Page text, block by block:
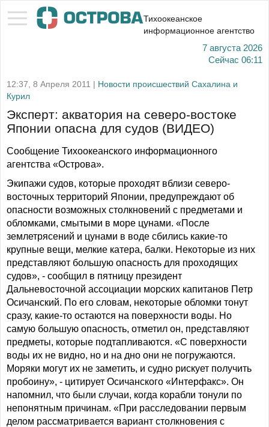
Тихоокеанское
информационное агентство
7 августа 2026
Сейчас 06:11
12:37, 8 Апреля 2011 | Новости происшествий Сахалина и
Курил
Эксперт: акватория на северо-востоке
Японии опасна для судов (ВИДЕО)
Сообщение Тихоокеанского информационного
агентства «Острова».
Экипажи судов, которые проходят вблизи северо-
восточных территорий Японии, предупреждают об
опасности возможных столкновений с предметами и
обломками, смытыми в море цунами. «После
землетрясений и цунами в воде сбились какие-то
крупные вещи, мелкие катера, балки. Некоторые из них
представляют большую опасность для проходящих
судов», - сообщил в пятницу президент
Дальневосточной ассоциации морских капитанов Петр
Осичанский. По его словам, некоторые обломки тонут
сразу, какие-то остаются на поверхности воды. Но
самую большую опасность, отметил он, представляют
предметы, которые подтапливаются. «С поверхности
воды их не видно, но и на дно они не погружаются.
Моряки могут их не заметить, и судно рискует получить
пробоину», - цитирует Осичанского «Интерфакс». Он
напомнил, что были случаи, когда корабли тонули по
непонятным причинам. «При расследовании первым
делом рассматривается вариант столкновения с